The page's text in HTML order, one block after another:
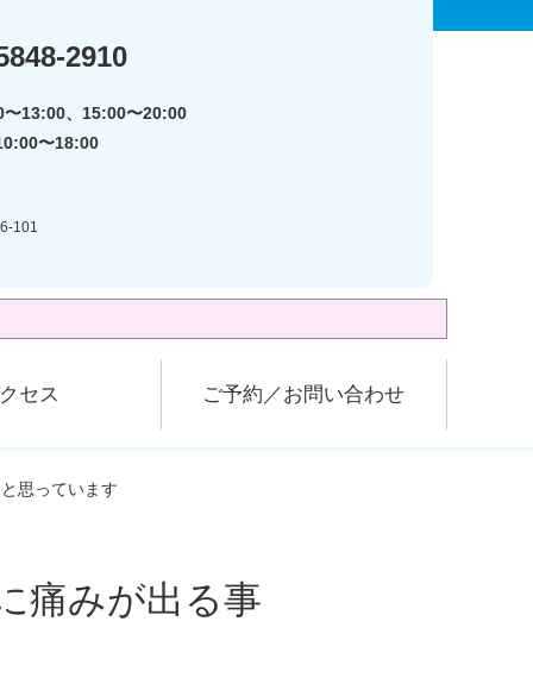
2910
〜13:00、15:00〜20:00
〜18:00
101
セス ご予約／お問い合わせ
思っています
痛みが出る事